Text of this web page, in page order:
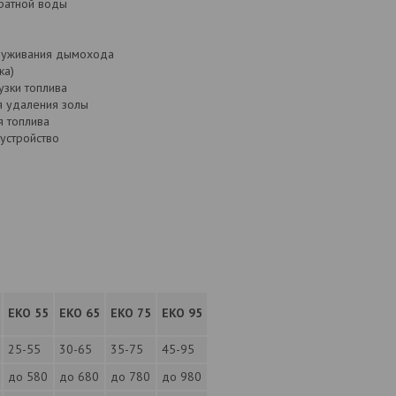
воды
дымохода
топлива
удаления золы
топлива
EKO 55 EKO 65 EKO 75 EKO 95
25-55 30-65 35-75
45-95
до 580
до 680 до 780 до 980